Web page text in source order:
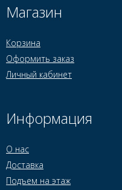
Магазин
Корзина
Оформить заказ
Личный кабинет
Информация
О нас
Доставка
Подъем на этаж